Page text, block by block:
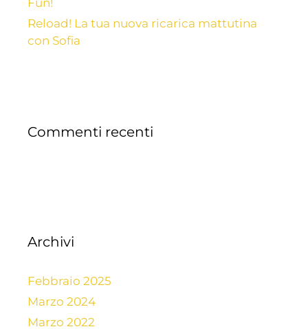
Fun!
Reload! La tua nuova ricarica mattutina
con Sofia
Commenti recenti
Archivi
Febbraio 2025
Marzo 2024
Marzo 2022